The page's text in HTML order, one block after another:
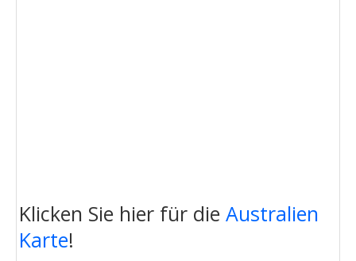
Klicken Sie hier für die Australien
Karte!